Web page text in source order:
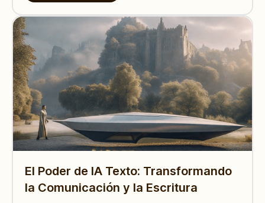
El Poder de IA Texto: Transformando
la Comunicación y la Escritura